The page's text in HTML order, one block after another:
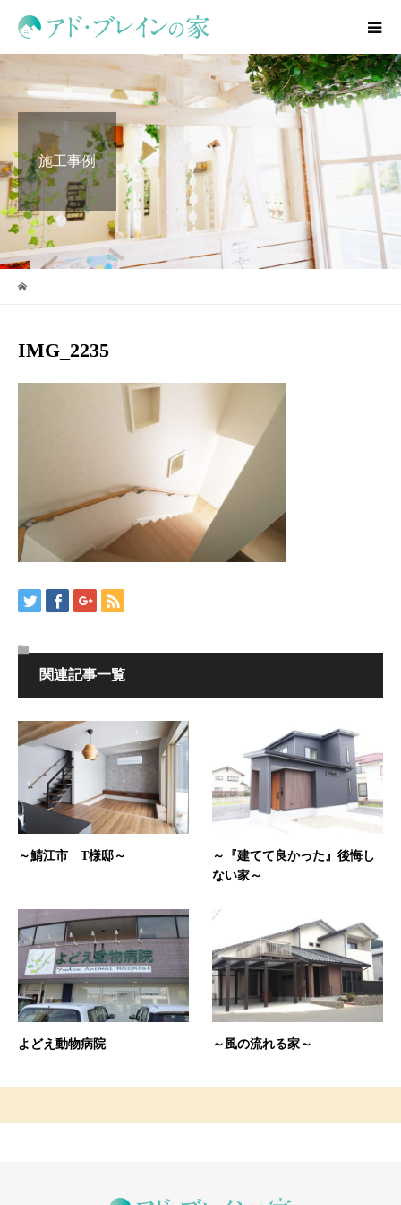
施工事例
IMG_2235
関連記事一覧
～鯖江市 T様邸～
～『建てて良かった』後悔し
ない家～
よどえ動物病院 ～風の流れる家～